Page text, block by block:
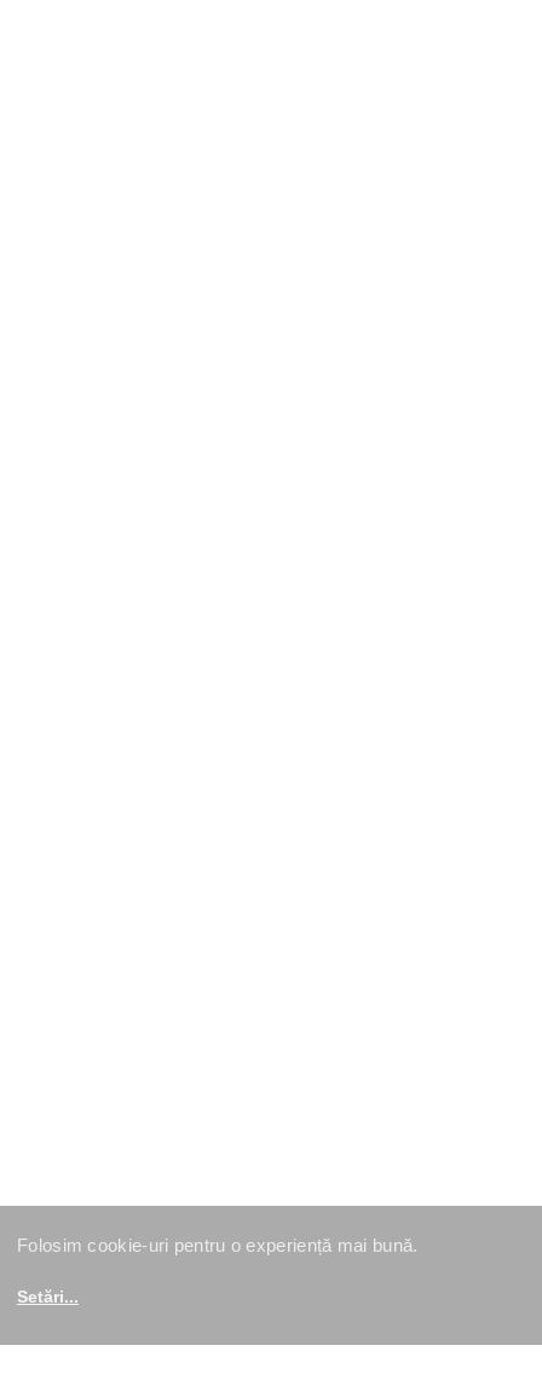
Folosim cookie-uri pentru o experiență mai bună.
Setări...